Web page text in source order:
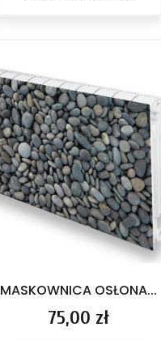
MASKOWNICA OSŁONA...
Cena
75,00 zł